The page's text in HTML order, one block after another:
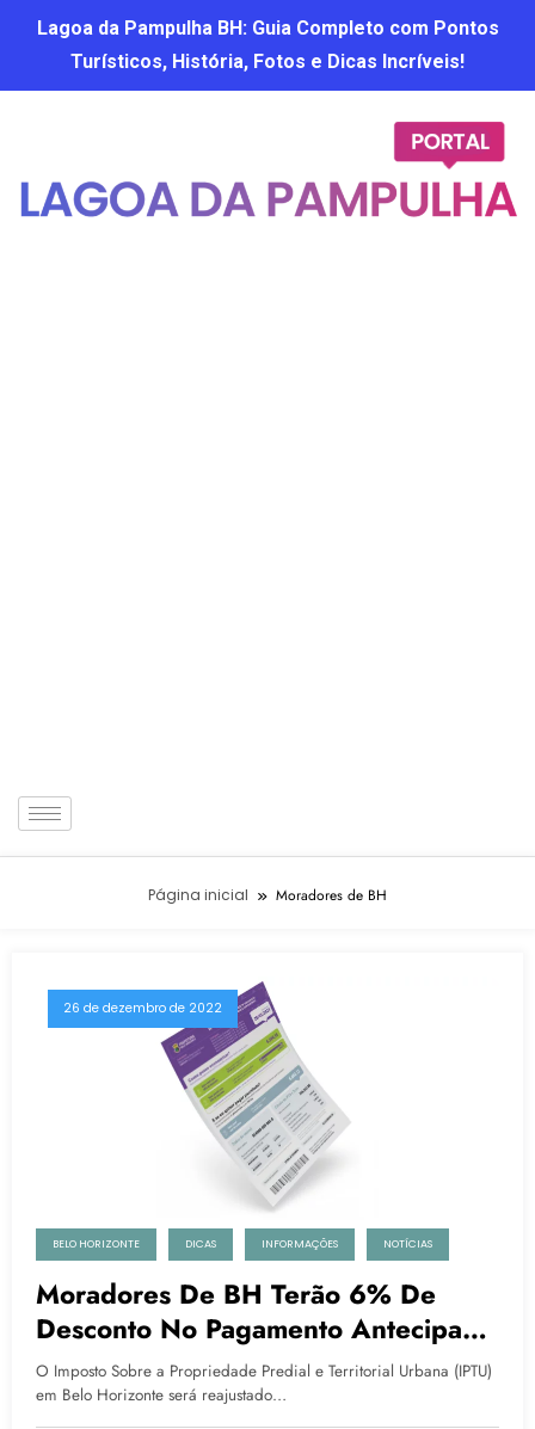
Lagoa da Pampulha BH: Guia Completo com Pontos
Turísticos, História, Fotos e Dicas Incríveis!
Página inicial Moradores de BH
26 de dezembro de 2022
BELO HORIZONTE DICAS INFORMAÇÕES NOTÍCIAS
Moradores De BH Terão 6% De
Desconto No Pagamento Antecipado
Do IPTU 2023, Confira!
O Imposto Sobre a Propriedade Predial e Territorial Urbana (IPTU)
em Belo Horizonte será reajustado…